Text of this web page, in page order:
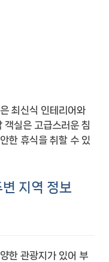
최신식 인테리어와
객실은 고급스러운 침
한 휴식을 취할 수 있
지역 정보
한 관광지가 있어 부